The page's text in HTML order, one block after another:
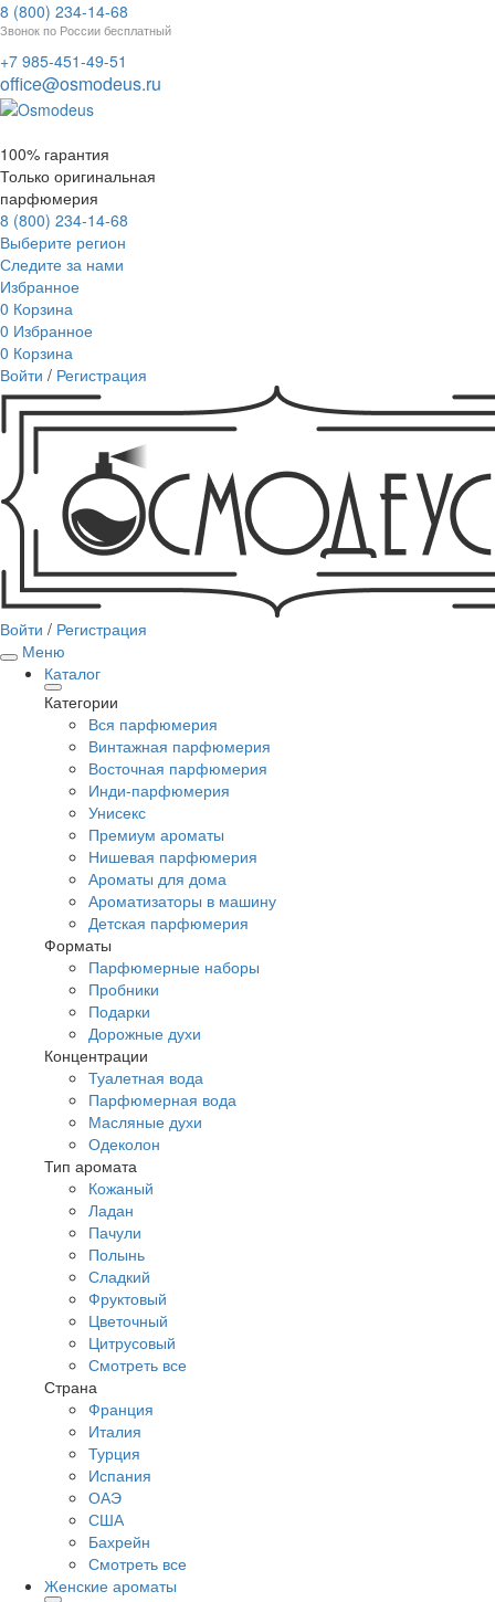
8 (800) 234-14-68
Звонок по России бесплатный
+7 985-451-49-51
office@osmodeus.ru
100% гарантия
Только оригинальная
парфюмерия
8 (800) 234-14-68
Выберите регион
Следите за нами
Избранное
0 Корзина
0 Избранное
0 Корзина
Войти / Регистрация
Войти / Регистрация
Меню
Каталог
Категории
Вся парфюмерия
Винтажная парфюмерия
Восточная парфюмерия
Инди-парфюмерия
Унисекс
Премиум ароматы
Нишевая парфюмерия
Ароматы для дома
Ароматизаторы в машину
Детская парфюмерия
Форматы
Парфюмерные наборы
Пробники
Подарки
Дорожные духи
Концентрации
Туалетная вода
Парфюмерная вода
Масляные духи
Одеколон
Тип аромата
Кожаный
Ладан
Пачули
Полынь
Сладкий
Фруктовый
Цветочный
Цитрусовый
Смотреть все
Страна
Франция
Италия
Турция
Испания
ОАЭ
США
Бахрейн
Смотреть все
Женские ароматы